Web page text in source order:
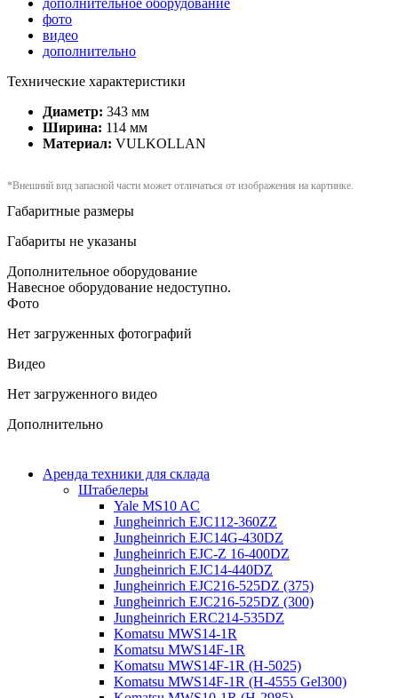
фото
видео
дополнительно
Технические характеристики
Диаметр: 343 мм
Ширина: 114 мм
Материал: VULKOLLAN
*Внешний вид запасной части может отличаться от изображения на картинке.
Габаритные размеры
Габариты не указаны
Дополнительное оборудование
Навесное оборудование недоступно.
Фото
Нет загруженных фотографий
Видео
Нет загруженного видео
Дополнительно
Аренда техники для склада
Штабелеры
Yale MS10 AC
Jungheinrich EJC112-360ZZ
Jungheinrich EJC14G-430DZ
Jungheinrich EJC-Z 16-400DZ
Jungheinrich EJC14-440DZ
Jungheinrich EJC216-525DZ (375)
Jungheinrich EJC216-525DZ (300)
Jungheinrich ERC214-535DZ
Komatsu MWS14-1R
Komatsu MWS14F-1R
Komatsu MWS14F-1R (H-5025)
Komatsu MWS14F-1R (H-4555 Gel300)